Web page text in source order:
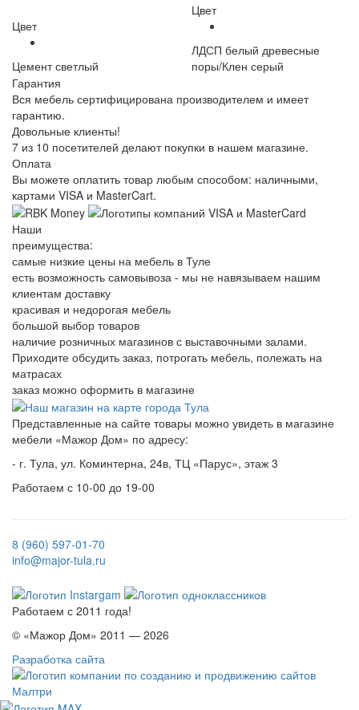
Цвет
Цемент светлый
Цвет
ЛДСП белый древесные
поры/Клен серый
Гарантия
Вся мебель сертифицирована производителем и имеет
гарантию.
Довольные клиенты!
7 из 10 посетителей делают покупки в нашем магазине.
Оплата
Вы можете оплатить товар любым способом: наличными,
картами VISA и MasterCart.
Наши
преимущества:
самые низкие цены на мебель в Туле
есть возможность самовывоза - мы не навязываем нашим
клиентам доставку
красивая и недорогая мебель
большой выбор товаров
наличие розничных магазинов с выставочными залами.
Приходите обсудить заказ, потрогать мебель, полежать на
матрасах
заказ можно оформить в магазине
Представленные на сайте товары можно увидеть в магазине
мебели «Мажор Дом» по адресу:
- г. Тула, ул. Коминтерна, 24в, ТЦ «Парус», этаж 3
Работаем с 10-00 до 19-00
8 (960) 597-01-70
info@major-tula.ru
Работаем с 2011 года!
© «Мажор Дом» 2011 — 2026
Разработка сайта